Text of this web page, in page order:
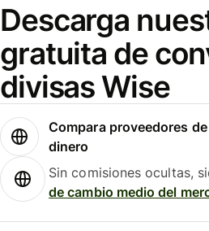
Descarga
gratuita de
divisas Wise
Compara proveedores
dinero
Sin comisiones ocultas,
de cambio medio del